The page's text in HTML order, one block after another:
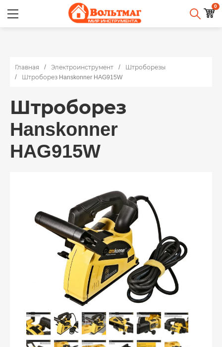
0
Главная Электроинструмент
Штроборезы
Штроборез Hanskonner HAG915W
Штроборез
Hanskonner
HAG915W